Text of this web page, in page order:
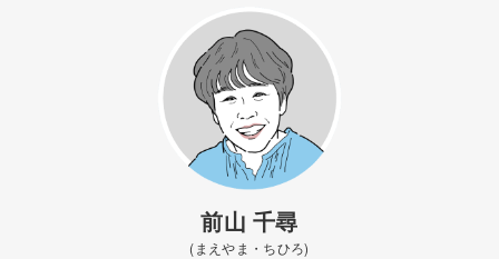
前山 千尋
(まえやま・ちひろ)